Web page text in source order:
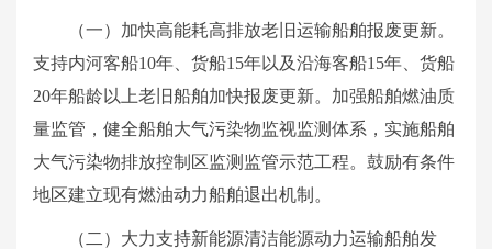
（一）加快高能耗高排放老旧运输船舶报废更新。
支持内河客船10年、货船15年以及沿海客船15年、货船
20年船龄以上老旧船舶加快报废更新。加强船舶燃油质
量监管，健全船舶大气污染物监视监测体系，实施船舶
大气污染物排放控制区监测监管示范工程。鼓励有条件
地区建立现有燃油动力船舶退出机制。
（二）大力支持新能源清洁能源动力运输船舶发